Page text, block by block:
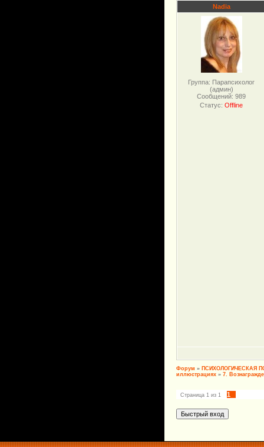
Nadia
Группа: Парапсихолог
(админ)
Сообщений:989
Статус:Offline
Форум » ПСИХОЛОГИЧЕСКАЯ
иллюстрациях » 7.
Страница 1 из 1 1